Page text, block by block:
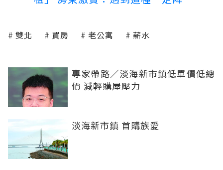
雙北 買房 老公寓 薪水
專家帶路／淡海新市鎮低單價低總
價 減輕購屋壓力
淡海新市鎮 首購族愛